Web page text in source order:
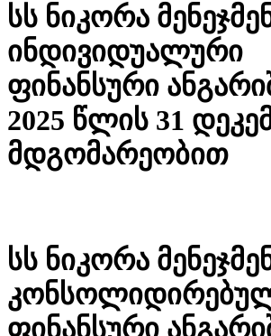
სს ნიკორა
ინდივიდუალური
ფინანსური
2025 წლის 31
მდგომარეობით
სს ნიკორა
ფინანსური